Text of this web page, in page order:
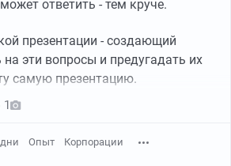
ответить - тем круче.
презентации - создающий
на эти вопросы и предугадать их
самую презентацию.
1
Опыт Корпорации